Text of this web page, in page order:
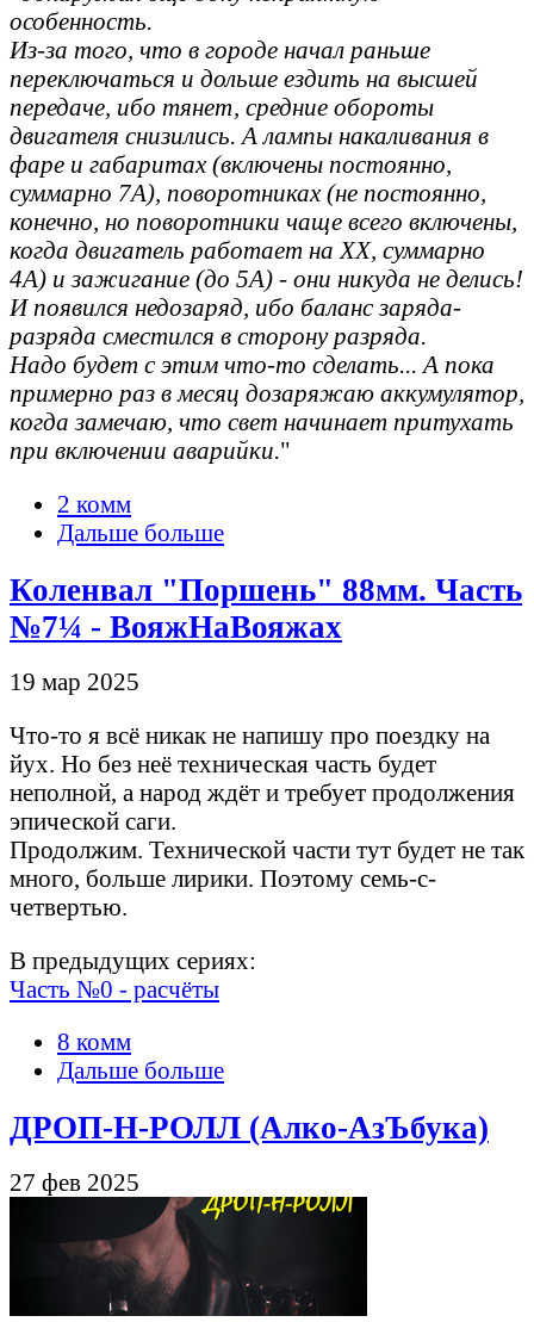
особенность.
Из-за того, что в городе начал раньше
переключаться и дольше ездить на высшей
передаче, ибо тянет, средние обороты
двигателя снизились. А лампы накаливания в
фаре и габаритах (включены постоянно,
суммарно 7А), поворотниках (не постоянно,
конечно, но поворотники чаще всего включены,
когда двигатель работает на ХХ, суммарно
4А) и зажигание (до 5А) - они никуда не делись!
И появился недозаряд, ибо баланс заряда-
разряда сместился в сторону разряда.
Надо будет с этим что-то сделать... А пока
примерно раз в месяц дозаряжаю аккумулятор,
когда замечаю, что свет начинает притухать
при включении аварийки."
2 комм
Дальше больше
Коленвал "Поршень" 88мм. Часть
№7¼ - ВояжНаВояжах
19 мар 2025
Что-то я всё никак не напишу про поездку на
йух. Но без неё техническая часть будет
неполной, а народ ждёт и требует продолжения
эпической саги.
Продолжим. Технической части тут будет не так
много, больше лирики. Поэтому семь-с-
четвертью.
В предыдущих сериях:
Часть №0 - расчёты
8 комм
Дальше больше
ДРОП-Н-РОЛЛ (Алко-АзЪбука)
27 фев 2025